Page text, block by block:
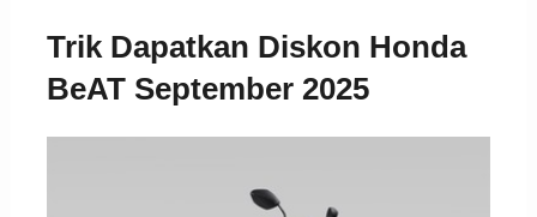
Trik Dapatkan Diskon Honda
BeAT September 2025